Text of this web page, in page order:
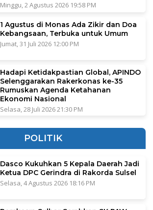
Minggu, 2 Agustus 2026 19:58 PM
1 Agustus di Monas Ada Zikir dan Doa
Kebangsaan, Terbuka untuk Umum
Jumat, 31 Juli 2026 12:00 PM
Hadapi Ketidakpastian Global, APINDO
Selenggarakan Rakerkonas ke-35
Rumuskan Agenda Ketahanan
Ekonomi Nasional
Selasa, 28 Juli 2026 21:30 PM
POLITIK
Dasco Kukuhkan 5 Kepala Daerah Jadi
Ketua DPC Gerindra di Rakorda Sulsel
Selasa, 4 Agustus 2026 18:16 PM